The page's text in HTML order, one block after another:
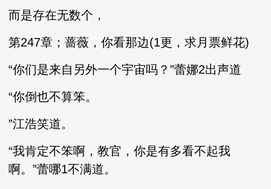
而是存在无数个，
第247章；蔷薇，你看那边(1更，求月票鲜花)
“你们是来自另外一个宇宙吗？”蕾娜2出声道
“你倒也不算笨。
”江浩笑道。
“我肯定不笨啊，教官，你是有多看不起我
啊。”蕾哪1不满道。